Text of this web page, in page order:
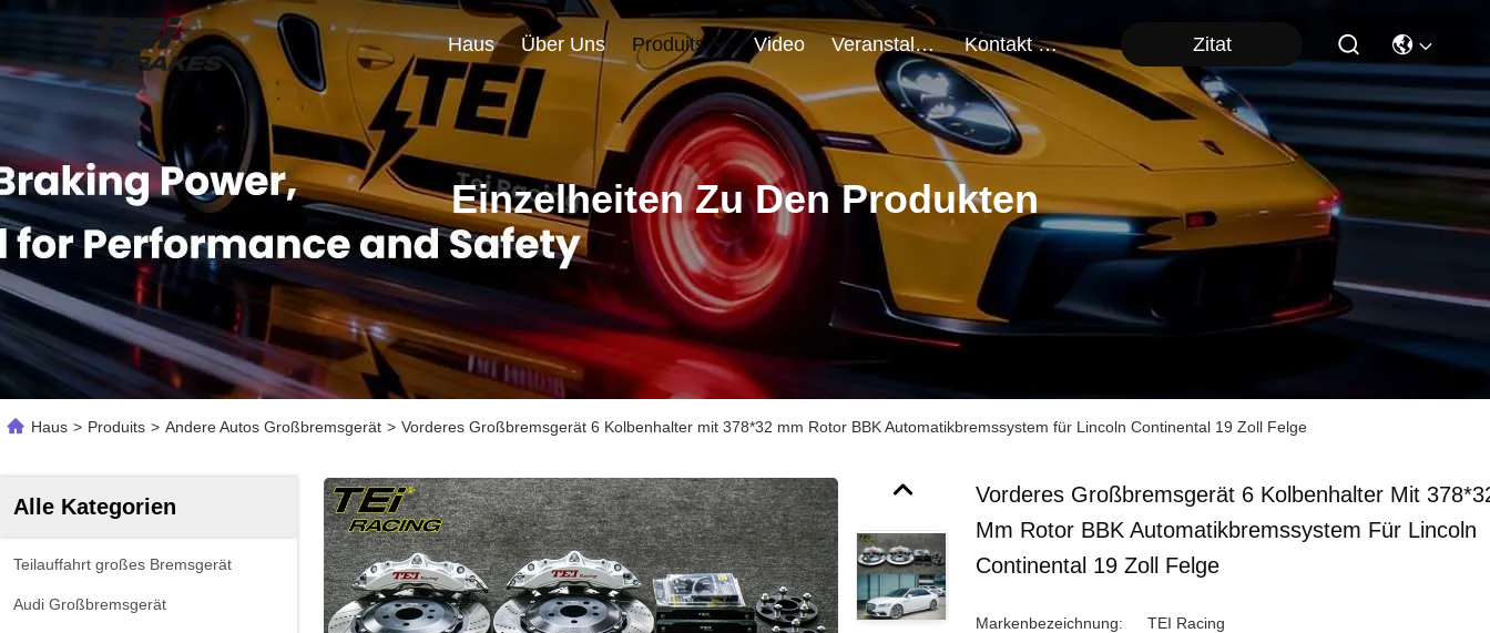
Haus Über Uns Produits Video Veranstaltungen Kontakt Mit Uns Zitat
Einzelheiten Zu Den Produkten
Haus > Produits > Andere Autos Großbremsgerät > Vorderes Großbremsgerät 6 Kolbenhalter mit 378*32 mm Rotor BBK Automatikbremssystem für Lincoln Continental 19 Zoll Felge
Alle Kategorien
Teilauffahrt großes Bremsgerät
Audi Großbremsgerät
Vorderes Großbremsgerät 6 Kolbenhalter Mit
Mm Rotor BBK Automatikbremssystem Für Lincoln
Continental 19 Zoll Felge
Markenbezeichnung: TEI Racing